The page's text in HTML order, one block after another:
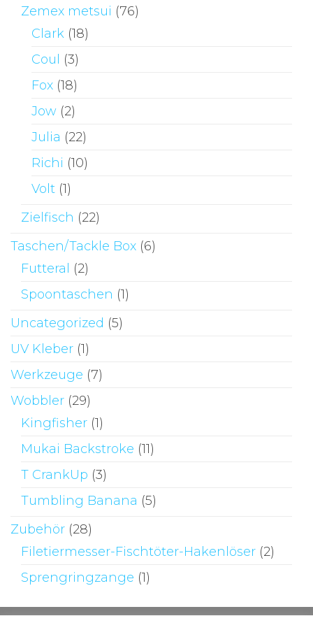
Zemex metsui (76)
Clark (18)
Coul
(3)
Fox (18)
Jow (2)
Julia (22)
Richi (10)
Volt (1)
Zielfisch (22)
Taschen/Tackle Box (6)
Futteral
(2)
Spoontaschen (1)
Uncategorized (5)
UV Kleber (1)
Werkzeuge (7)
Wobbler (29)
Kingfisher (1)
Mukai Backstroke (11)
T CrankUp (3)
Tumbling Banana (5)
Zubehör (28)
Filetiermesser-Fischtöter-Hakenlöser (2)
Sprengringzange (1)